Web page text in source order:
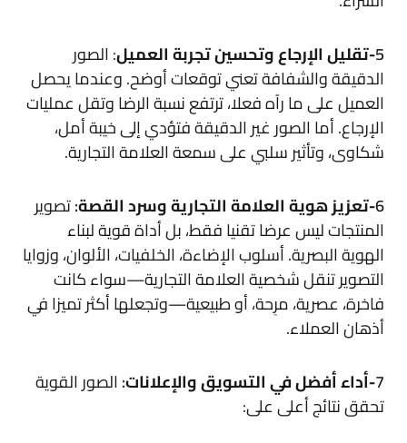
5-تقليل الإرجاع وتحسين تجربة العميل:الصور
الدقيقة والشفافة تعني توقعات أوضح. وعندما يحصل
العميل على ما رآه فعلا، ترتفع نسبة الرضا وتقل عمليات
الإرجاع. أما الصور غير الدقيقة فتؤدي إلى خيبة أمل،
شكاوى، وتأثير سلبي على سمعة العلامة التجارية.
6-تعزيز هوية العلامة التجارية وسرد القصة:تصوير
المنتجات ليس عرضا تقنيا فقط، بل أداة قوية لبناء
الهوية البصرية. أسلوب الإضاءة، الخلفيات، الألوان، وزوايا
التصوير تنقل شخصية العلامة التجارية—سواء كانت
فاخرة، عصرية، مرِحة، أو طبيعية—وتجعلها أكثر تميزا في
أذهان العملاء.
7-أداء أفضل في التسويق والإعلانات:الصور القوية
تحقق نتائج أعلى على: